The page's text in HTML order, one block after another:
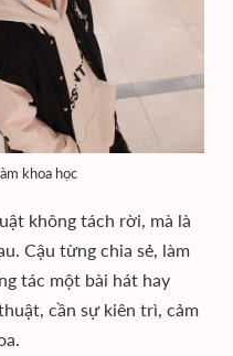
khoa học
không tách rời, mà là
Cậu từng chia sẻ, làm
tác một bài hát hay
cần sự kiên trì, cảm